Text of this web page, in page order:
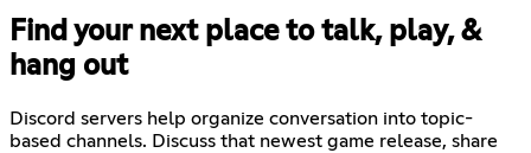
Find your next place to talk, play, &
hang out
Discord servers help organize conversation into topic-
based channels. Discuss that newest game release, share